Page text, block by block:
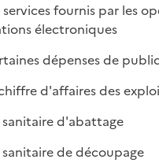
services fournis par les
électroniques
dépenses de
d'affaires des
sanitaire d'abattage
de découpage